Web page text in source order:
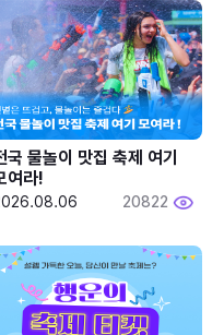
국 물놀이 맛집 축제 여기
여라!
20822